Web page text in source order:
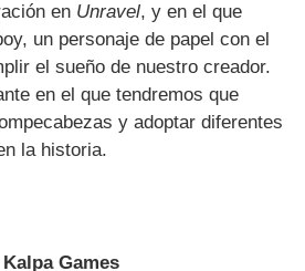
en Unravel, y en el que
un personaje de papel con el
el sueño de nuestro creador.
en el que tendremos que
y adoptar diferentes
la historia.
Games